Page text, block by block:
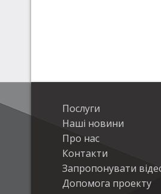
Послуги
Наші новини
Про нас
Контакти
Запропонувати
Допомога проекту